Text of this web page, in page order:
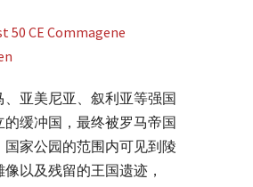
、亚美尼亚、叙利亚等强国
的缓冲国，最终被罗马帝国
国家公园的范围内可见到陵
以及残留的王国遗迹，